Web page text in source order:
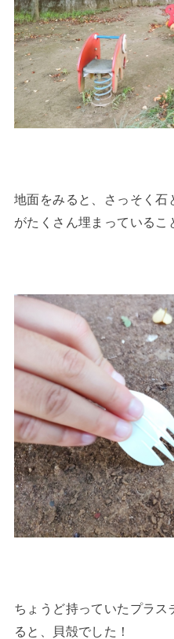
地面をみると、さっそく石
がたくさん埋まっているこ
ちょうど持っていたプラ
ると、貝殻でした！